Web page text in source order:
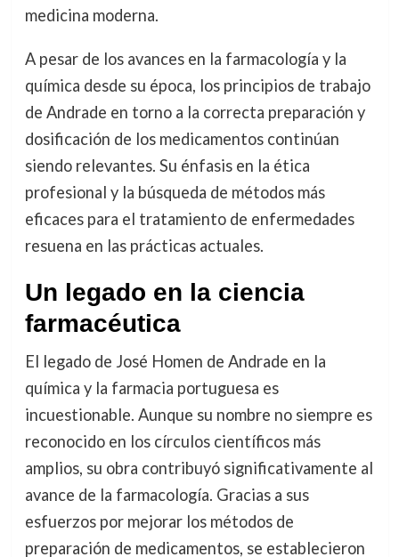
medicina moderna.
A pesar de los avances en la farmacología y la
química desde su época, los principios de trabajo
de Andrade en torno a la correcta preparación y
dosificación de los medicamentos continúan
siendo relevantes. Su énfasis en la ética
profesional y la búsqueda de métodos más
eficaces para el tratamiento de enfermedades
resuena en las prácticas actuales.
Un legado en la ciencia
farmacéutica
El legado de José Homen de Andrade en la
química y la farmacia portuguesa es
incuestionable. Aunque su nombre no siempre es
reconocido en los círculos científicos más
amplios, su obra contribuyó significativamente al
avance de la farmacología. Gracias a sus
esfuerzos por mejorar los métodos de
preparación de medicamentos, se establecieron